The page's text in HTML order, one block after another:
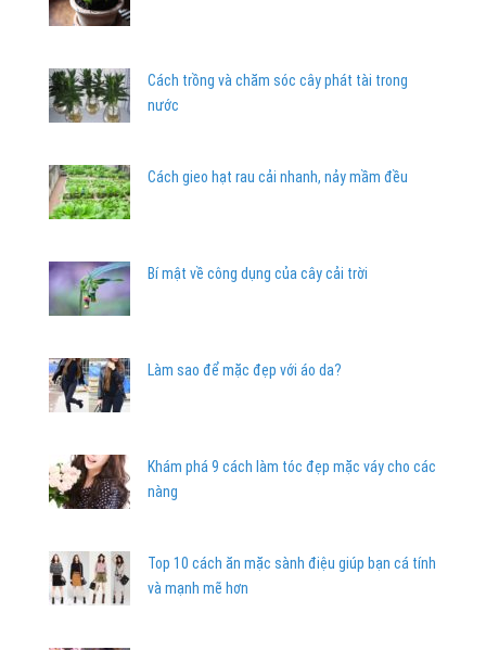
Cách trồng và chăm sóc cây phát tài trong
nước
Cách gieo hạt rau cải nhanh, nảy mầm đều
Bí mật về công dụng của cây cải trời
Làm sao để mặc đẹp với áo da?
Khám phá 9 cách làm tóc đẹp mặc váy cho các
nàng
Top 10 cách ăn mặc sành điệu giúp bạn cá tính
và mạnh mẽ hơn